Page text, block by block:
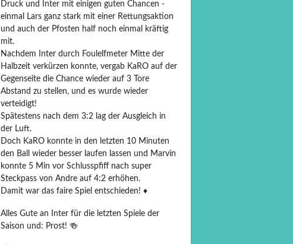
Druck und Inter mit einigen guten Chancen -
einmal Lars ganz stark mit einer Rettungsaktion
und auch der Pfosten half noch einmal kräftig
mit.
Nachdem Inter durch Foulelfmeter Mitte der
Halbzeit verkürzen konnte, vergab KaRO auf der
Gegenseite die Chance wieder auf 3 Tore
Abstand zu stellen, und es wurde wieder
verteidigt!
Spätestens nach dem 3:2 lag der Ausgleich in
der Luft.
Doch KaRO konnte in den letzten 10 Minuten
den Ball wieder besser laufen lassen und Marvin
konnte 5 Min vor Schlusspfiff nach super
Steckpass von Andre auf 4:2 erhöhen.
Damit war das faire Spiel entschieden! ♦️
Alles Gute an Inter für die letzten Spiele der
Saison und: Prost! 🍻